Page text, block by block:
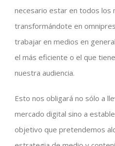
necesario estar en todos los
transformándote en
trabajar en medios en
el más eficiente o el que
nuestra audiencia.
Esto nos obligará no sólo a
mercado digital sino a
objetivo que pretendemos